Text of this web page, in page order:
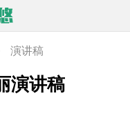
演讲稿
演讲稿